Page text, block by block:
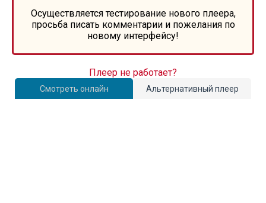
Осуществляется тестирование нового плеера,
просьба писать комментарии и пожелания по
новому интерфейсу!
Смотреть онлайн Альтернативный плеер
Плеер не работает?